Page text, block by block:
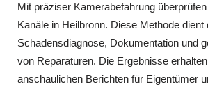
Mit präziser Kamerabefahrung
Kanäle in Heilbronn. Diese Methode dient
Schadensdiagnose, Dokumentation und
von Reparaturen. Die Ergebnisse
anschaulichen Berichten für Eigentümer